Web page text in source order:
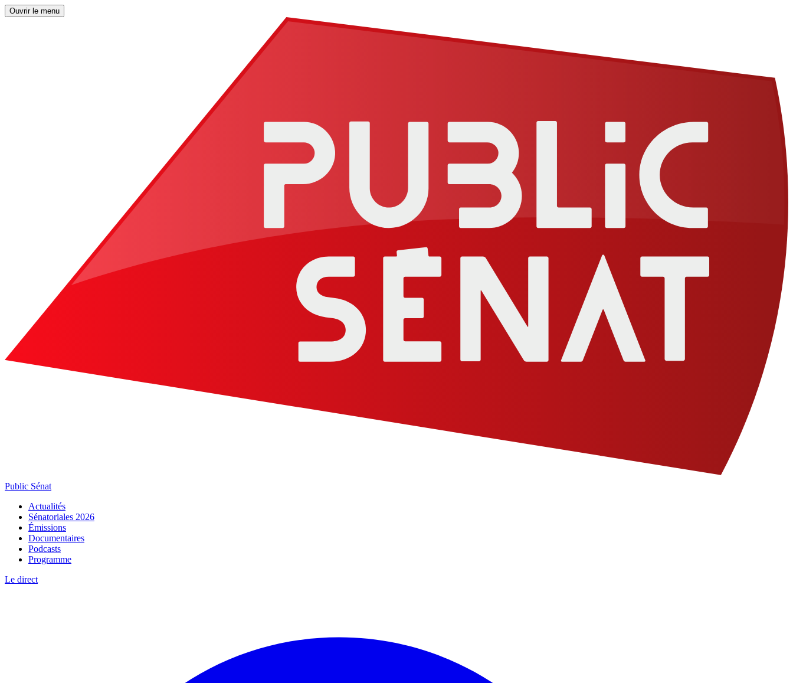
Ouvrir le menu
Public Sénat
Actualités
Sénatoriales 2026
Émissions
Documentaires
Podcasts
Programme
Le direct